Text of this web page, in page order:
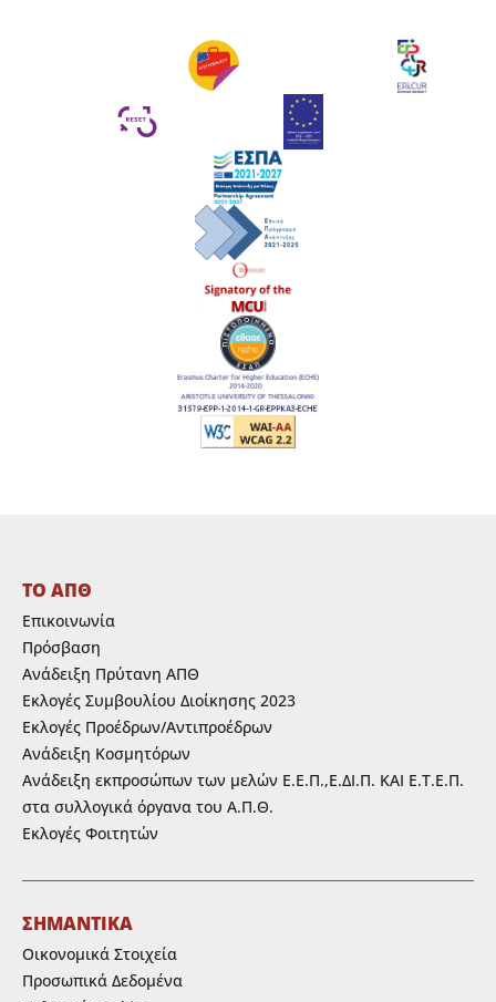
ΤΟ ΑΠΘ
Επικοινωνία
Πρόσβαση
Ανάδειξη Πρύτανη ΑΠΘ
Εκλογές Συμβουλίου Διοίκησης 2023
Εκλογές Προέδρων/Αντιπροέδρων
Ανάδειξη Κοσμητόρων
Ανάδειξη εκπροσώπων των μελών Ε.Ε.Π.,Ε.ΔΙ.Π. ΚΑΙ Ε.Τ.Ε.Π.
στα συλλογικά όργανα του Α.Π.Θ.
Εκλογές Φοιτητών
ΣΗΜΑΝΤΙΚΑ
Οικονομικά Στοιχεία
Προσωπικά Δεδομένα